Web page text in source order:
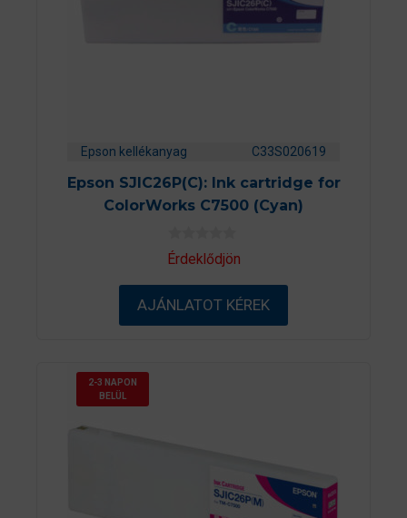
Epson kellékanyag C33S020619
Epson SJIC26P(C): Ink cartridge for
ColorWorks C7500 (Cyan)
0
a
-
ő
Érdeklődjön
AJÁNLATOT KÉREK
2-3 NAPON
BELÜL